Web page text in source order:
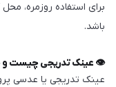
برای استفاده روزمره، محل
باشد.
👁️ عینک تدریجی چیست و
عینک تدریجی یا عدسی